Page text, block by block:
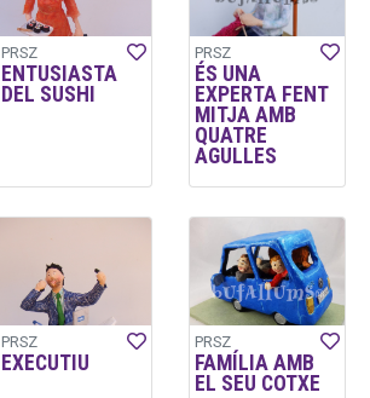
PRSZ
ENTUSIASTA
DEL SUSHI
PRSZ
ÉS UNA
EXPERTA FENT
MITJA AMB
QUATRE
AGULLES
PRSZ
EXECUTIU
PRSZ
FAMÍLIA AMB
EL SEU COTXE